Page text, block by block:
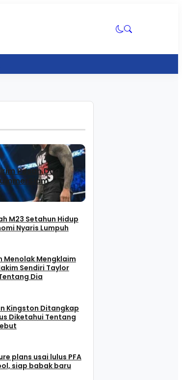
Pesan Dua
M23 Setahun Hidup
Nyaris Lumpuh
Menolak Mengklaim
Sendiri Taylor
Dia
Kingston Ditangkap
Diketahui Tentang
plans usai lulus PFA
siap babak baru